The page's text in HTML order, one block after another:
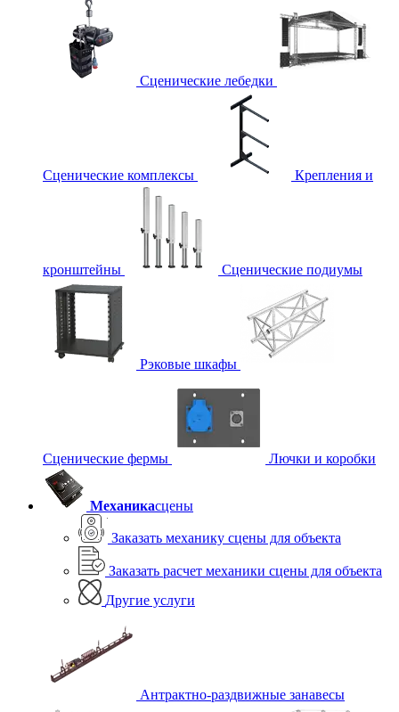
Сценические лебедки
Сценические комплексы Крепления и
кронштейны Сценические подиумы
Рэковые шкафы
Сценические фермы Лючки и коробки
Механикасцены
Заказать механику сцены для объекта
Заказать расчет механики сцены для объекта
Другие услуги
Антрактно-раздвижные занавесы